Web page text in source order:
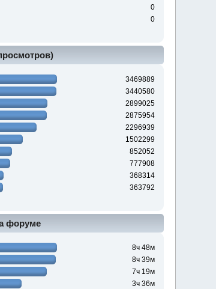
0
0
3469889
3440580
2899025
2875954
2296939
1502299
852052
777908
368314
363792
форуме
8ч 48м
8ч 39м
7ч 19м
3ч 36м